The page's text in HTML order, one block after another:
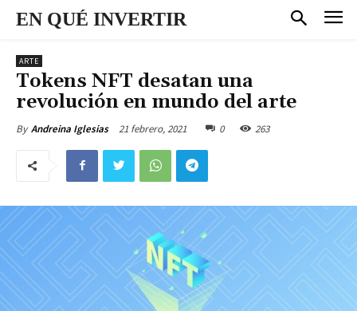
EN QUÉ INVERTIR
ARTE
Tokens NFT desatan una
revolución en mundo del arte
By Andreina Iglesias 21 febrero, 2021 0 263